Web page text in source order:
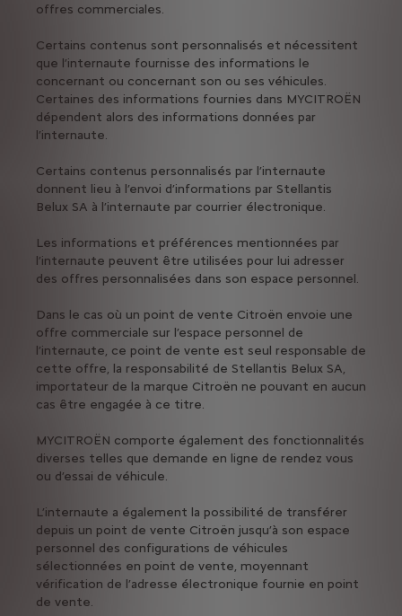
offres commerciales.
Certains contenus sont personnalisés et nécessitent
que l’internaute fournisse des informations le
concernant ou concernant son ou ses véhicules.
Certaines des informations fournies dans MYCITROËN
dépendent alors des informations données par
l’internaute.
Certains contenus personnalisés par l’internaute
donnent lieu à l’envoi d’informations par Stellantis
Belux SA à l’internaute par courrier électronique.
Les informations et préférences mentionnées par
l’internaute peuvent être utilisées pour lui adresser
des offres personnalisées dans son espace personnel.
Dans le cas où un point de vente Citroën envoie une
offre commerciale sur l’espace personnel de
l’internaute, ce point de vente est seul responsable de
cette offre, la responsabilité de Stellantis Belux SA,
importateur de la marque Citroën ne pouvant en aucun
cas être engagée à ce titre.
MYCITROËN comporte également des fonctionnalités
diverses telles que demande en ligne de rendez vous
ou d’essai de véhicule.
L’internaute a également la possibilité de transférer
depuis un point de vente Citroën jusqu’à son espace
personnel des configurations de véhicules
sélectionnées en point de vente, moyennant
vérification de l’adresse électronique fournie en point
de vente.